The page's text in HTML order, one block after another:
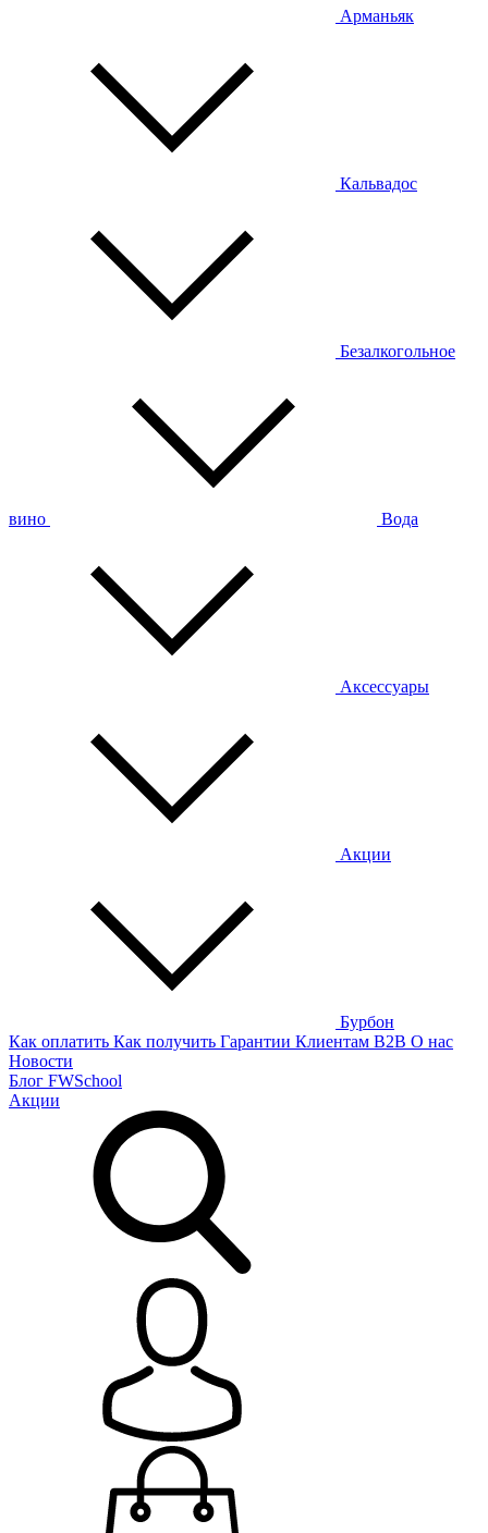
Арманьяк
Кальвадос
Безалкогольное
вино Вода
Аксессуары
Акции
Бурбон
Как оплатить Как получить Гарантии Клиентам B2B О нас
Новости
Блог FWSchool
Акции